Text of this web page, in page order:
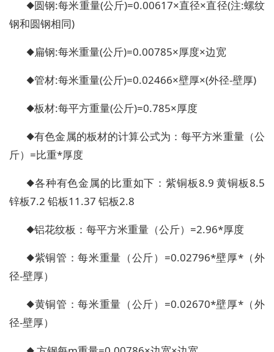
◆圆钢:每米重量(公斤)=0.00617×直径×直径(注:螺纹
钢和圆钢相同)
◆扁钢:每米重量(公斤)=0.00785×厚度×边宽
◆管材:每米重量(公斤)=0.02466×壁厚×(外径-壁厚)
◆板材:每平方重量(公斤)=0.785×厚度
◆有色金属的板材的计算公式为：每平方米重量（公
斤）=比重*厚度
◆各种有色金属的比重如下：紫铜板8.9 黄铜板8.5
锌板7.2 铅板11.37 铝板2.8
◆铝花纹板：每平方米重量（公斤）=2.96*厚度
◆紫铜管：每米重量（公斤）=0.02796*壁厚*（外
径-壁厚）
◆黄铜管：每米重量（公斤）=0.02670*壁厚*（外
径-壁厚）